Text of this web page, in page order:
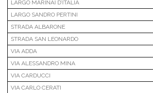
LARGO MARINAI D’ITALIA
LARGO SANDRO PERTINI
STRADA ALBARONE
STRADA SAN LEONARDO
VIA ADDA
VIA ALESSANDRO MINA
VIA CARDUCCI
VIA CARLO CERATI